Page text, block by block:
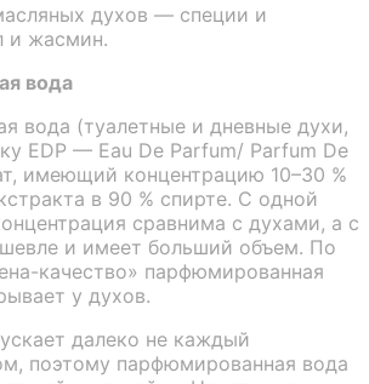
духов — специи и
и жасмин.
вода
вода (туалетные и дневные духи,
EDP — Eau De Parfum/ Parfum De
имеющий концентрацию 10–30 %
в 90 % спирте. С одной
сравнима с духами, а с
и имеет больший объем. По
качество» парфюмированная
у духов.
далеко не каждый
поэтому парфюмированная вода